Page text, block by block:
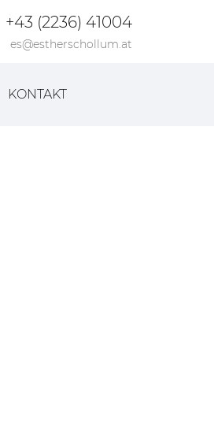
+43 (2236) 41004
es@estherschollum.at
KONTAKT